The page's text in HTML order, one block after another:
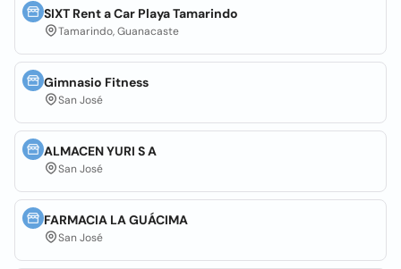
SIXT Rent a Car Playa Tamarindo
Tamarindo, Guanacaste
Gimnasio Fitness
San José
ALMACEN YURI S A
San José
FARMACIA LA GUÁCIMA
San José